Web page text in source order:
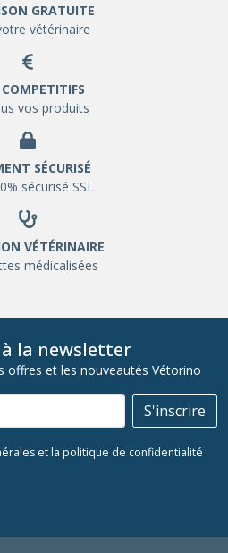
GRATUITE
vétérinaire
vos produits
SÉCURISÉ
sécurisé SSL
VÉTÉRINAIRE
médicalisées
la newsletter
offres et les nouveautés Vétorino
S'inscrire
et la politique de confidentialité